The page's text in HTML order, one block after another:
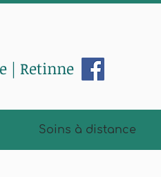
| Retinne
Soins à distance